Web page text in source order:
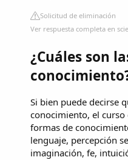
Solicitud de eliminación
Ver respuesta completa en
¿Cuáles son
Si bien puede decirse
conocimiento, el curso
formas de
lenguaje, percepción
imaginación, fe,